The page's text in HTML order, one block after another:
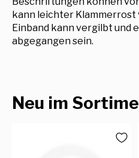
kann leichter Klammerrost
Einband kann vergilbt und
abgegangen sein.
Neu im